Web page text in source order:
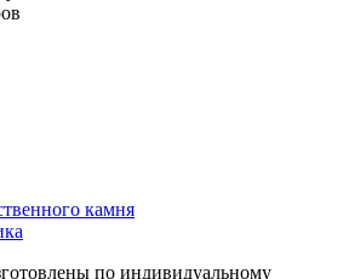
камня
по индивидуальному